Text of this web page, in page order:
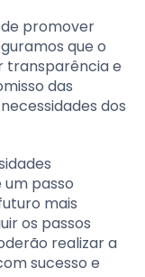
promover
que o
transparência e
das
dos
passo
mais
os passos
realizar a
sucesso e